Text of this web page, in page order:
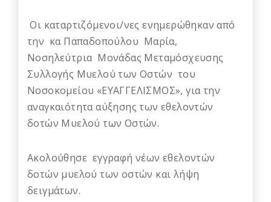
Οι καταρτιζόμενοι/νες ενημερώθηκαν από
την κα Παπαδοπούλου Μαρία,
Νοσηλεύτρια Μονάδας Μεταμόσχευσης
Συλλογής Μυελού των Οστών του
Νοσοκομείου «ΕΥΑΓΓΕΛΙΣΜΟΣ», για την
αναγκαιότητα αύξησης των εθελοντών
δοτών Μυελού των Οστών.
Ακολούθησε εγγραφή νέων εθελοντών
δοτών μυελού των οστών και λήψη
δειγμάτων.